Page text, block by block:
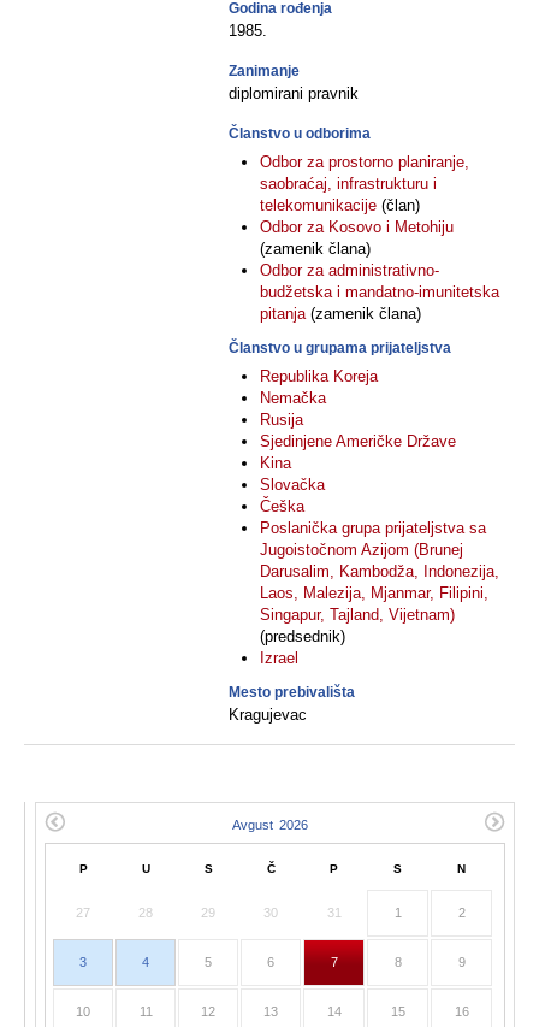
Godina rođenja
1985.
Zanimanje
diplomirani pravnik
Članstvo u odborima
Odbor za prostorno planiranje,
saobraćaj, infrastrukturu i
telekomunikacije (član)
Odbor za Kosovo i Metohiju
(zamenik člana)
Odbor za administrativno-
budžetska i mandatno-imunitetska
pitanja (zamenik člana)
Članstvo u grupama prijateljstva
Republika Koreja
Nemačka
Rusija
Sjedinjene Američke Države
Kina
Slovačka
Češka
Poslanička grupa prijateljstva sa
Jugoistočnom Azijom (Brunej
Darusalim, Kambodža, Indonezija,
Laos, Malezija, Mjanmar, Filipini,
Singapur, Tajland, Vijetnam)
(predsednik)
Izrael
Mesto prebivališta
Kragujevac
P U S Č P S N
27 28 29 30 31 1 2
3 4 5 6 7 8 9
10 11 12 13 14 15 16